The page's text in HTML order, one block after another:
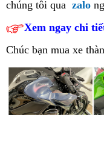
tại
chúng tôi Z900
về
Đồng
Hới
qua zalo
Xem ngay chi
Chúc bạn mua xe